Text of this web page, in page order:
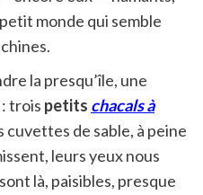
monde qui semble
la presqu’île, une
trois petits chacals à
cuvettes de sable, à peine
leurs yeux nous
là, paisibles, presque